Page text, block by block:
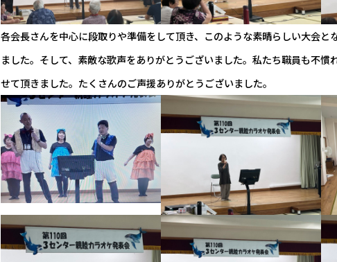
各会長さんを中心に段取りや準備をして頂き、このような素晴らしい大会と
ました。そして、素敵な歌声をありがとうございました。私たち職員も不慣
せて頂きました。たくさんのご声援ありがとうございました。